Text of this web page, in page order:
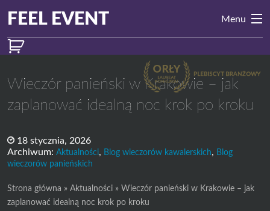
Main
Navigation
FEEL EVENT Menu
Wieczór panieński w Krakowie – jak
zaplanować idealną noc krok po kroku
18 stycznia, 2026
Archiwum: Aktualności, Blog wieczorów kawalerskich, Blog
wieczorów panieńskich
Strona główna » Aktualności » Wieczór panieński w Krakowie – jak
zaplanować idealną noc krok po kroku